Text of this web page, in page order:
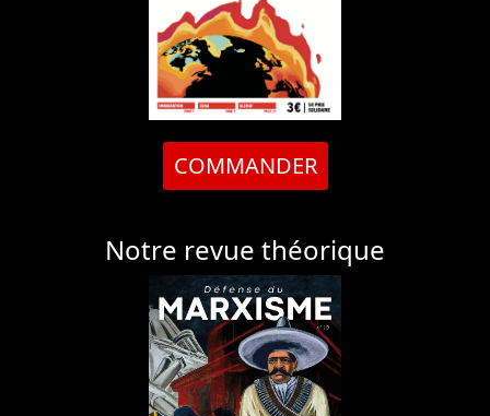
COMMANDER
Notre revue théorique